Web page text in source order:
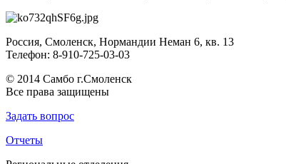
Россия, Смоленск, Нормандии Неман 6, кв. 13
Телефон: 8-910-725-03-03
© 2014 Cамбо г.Смоленск
Все права защищены
Задать вопрос
Отчеты